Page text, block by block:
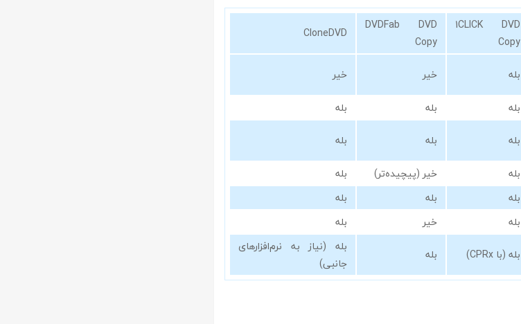
1CLICK DVD
Copy
DVDFab DVD
Copy
CloneDVD
بله خیر
خیر
بله بله
بله
بله بله
بله
بله خیر (پیچیده‌تر)
بله
بله بله
بله
بله خیر
بله
بله (با CPRx) بله
بله (نیاز به نرم‌افزارهای
جانبی)